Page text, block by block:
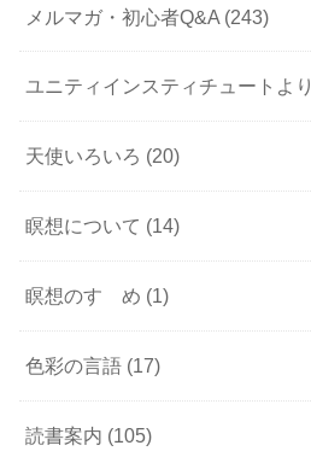
メルマガ・初心者Q&A (243)
ユニティインスティチュートより
天使いろいろ (20)
瞑想について (14)
瞑想のすゝめ (1)
色彩の言語 (17)
読書案内 (105)